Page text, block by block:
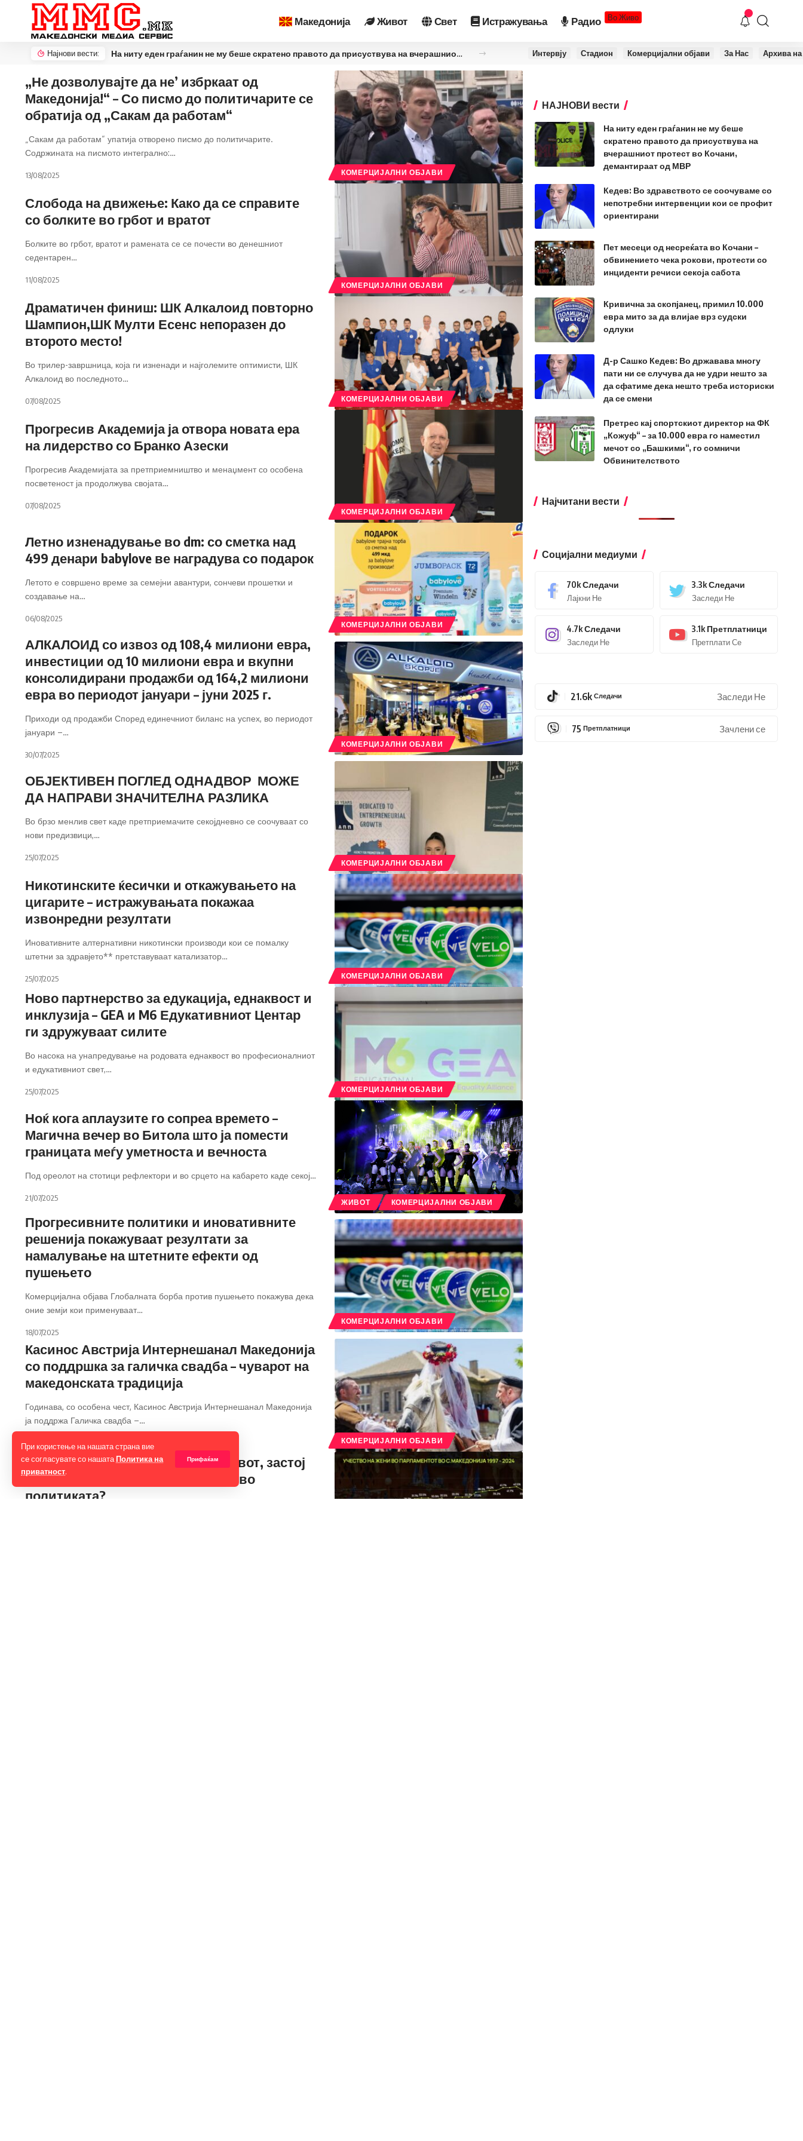
При користење на нашата страна вие
се согласувате со нашатаПолитика на
приватност.
Прифаќам
Македонија Живот Свет Истражувања Радио Во Живо
Најнови вести:
На ниту еден граѓанин не му беше скратено правото да присуствува на вчерашниот протест во Кочани, демантираат од МВР Интервју Стадион Комерцијални објави За Нас Архива на
КОМЕРЦИЈАЛНИ ОБЈАВИ
„Не дозволувајте да не’ избркаат од
Македонија!“ – Со писмо до политичарите се
обратија од „Сакам да работам“
„Сакам да работам“ упатија отворено писмо до политичарите.
Содржината на писмото интегрално:…
13/08/2025
КОМЕРЦИЈАЛНИ ОБЈАВИ
Слобода на движење: Како да се справите
со болките во грбот и вратот
Болките во грбот, вратот и рамената се се почести во денешниот
седентарен…
11/08/2025
КОМЕРЦИЈАЛНИ ОБЈАВИ
Драматичен финиш: ШК Алкалоид повторно
Шампион,ШК Мулти Есенс непоразен до
второто место!
Во трилер-завршница, која ги изненади и најголемите оптимисти, ШК
Алкалоид во последното…
07/08/2025
КОМЕРЦИЈАЛНИ ОБЈАВИ
Прогресив Академија ја отвора новата ера
на лидерство со Бранко Азески
Прогресив Академијата за претприемништво и менаџмент со особена
посветеност ја продолжува својата…
07/08/2025
КОМЕРЦИЈАЛНИ ОБЈАВИ
Летно изненадување во dm: со сметка над
499 денари babylove ве наградува со подарок
Летото е совршено време за семејни авантури, сончеви прошетки и
создавање на…
06/08/2025
КОМЕРЦИЈАЛНИ ОБЈАВИ
АЛКАЛОИД со извоз од 108,4 милиони евра,
инвестиции од 10 милиони евра и вкупни
консолидирани продажби од 164,2 милиони
евра во периодот јануари – јуни 2025 г.
Приходи од продажби Според единечниот биланс на успех, во периодот
јануари –…
30/07/2025
КОМЕРЦИЈАЛНИ ОБЈАВИ
ОБЈЕКТИВЕН ПОГЛЕД ОДНАДВОР МОЖЕ
ДА НАПРАВИ ЗНАЧИТЕЛНА РАЗЛИКА
Во брзо менлив свет каде претприемачите секојдневно се соочуваат со
нови предизвици,…
25/07/2025
КОМЕРЦИЈАЛНИ ОБЈАВИ
Никотинските ќесички и откажувањето на
цигарите – истражувањата покажаа
извонредни резултати
Иновативните алтернативни никотински производи кои се помалку
штетни за здравјето** претставуваат катализатор…
25/07/2025
КОМЕРЦИЈАЛНИ ОБЈАВИ
Ново партнерство за едукација, еднаквост и
инклузија – GEA и M6 Едукативниот Центар
ги здружуваат силите
Во насока на унапредување на родовата еднаквост во професионалниот
и едукативниот свет,…
25/07/2025
ЖИВОТ КОМЕРЦИЈАЛНИ ОБЈАВИ
Ноќ кога аплаузите го сопреа времето –
Магична вечер во Битола што ја помести
границата меѓу уметноста и вечноста
Под ореолот на стотици рефлектори и во срцето на кабарето каде секој…
21/07/2025
КОМЕРЦИЈАЛНИ ОБЈАВИ
Прогресивните политики и иновативните
решенија покажуваат резултати за
намалување на штетните ефекти од
пушењето
Комерцијална објава Глобалната борба против пушењето покажува дека
оние земји кои применуваат…
18/07/2025
КОМЕРЦИЈАЛНИ ОБЈАВИ
Касинос Австрија Интернешанал Македонија
со поддршка за галичка свадба – чуварот на
македонската традиција
Годинава, со особена чест, Касинос Австрија Интернешанал Македонија
ја поддржа Галичка свадба –…
14/07/2025
Историски чекор за жените на врвот, застој
на локално ниво: Каде се жените во
политиката?
НАЈНОВИ вести
На ниту еден граѓанин не му беше
скратено правото да присуствува на
вчерашниот протест во Кочани,
демантираат од МВР
Кедев: Во здравството се соочуваме со
непотребни интервенции кои се профит
ориентирани
Пет месеци од несреќата во Кочани –
обвинението чека рокови, протести со
инциденти речиси секоја сабота
Кривична за скопјанец, примил 10.000
евра мито за да влијае врз судски
одлуки
Д-р Сашко Кедев: Во државава многу
пати ни се случува да не удри нешто за
да сфатиме дека нешто треба историски
да се смени
Претрес кај спортскиот директор на ФК
„Кожуф“ – за 10.000 евра го наместил
мечот со „Башкими“, го сомничи
Обвинителството
Најчитани вести
Социјални медиуми
70kСледачи
Лајкни Не
3.3kСледачи
Заследи Не
4.7kСледачи
Заследи Не
3.1k Претплатници
Претплати Се
21.6k Следачи Заследи Не
75 Претплатници Зачлени се